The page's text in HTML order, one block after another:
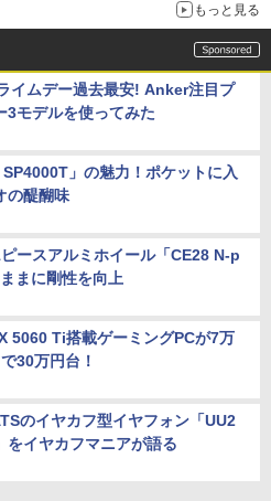
もっと見る
イムデー過去最安! Anker注目プ
3モデルを使ってみた
SP4000T」の魅力！ポケットに入
の醍醐味
ースアルミホイール「CE28 N-p
まに剛性を向上
5060 Ti搭載ゲーミングPCが7万
30万円台！
のイヤカフ型イヤフォン「UU2
をイヤカフマニアが語る